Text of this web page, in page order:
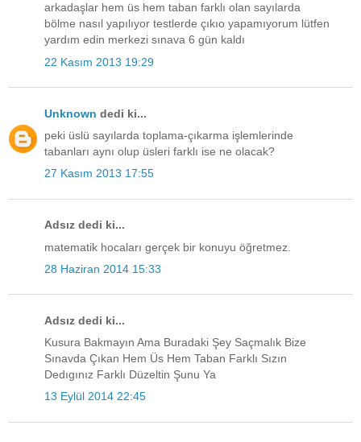
arkadaşlar hem üs hem taban farklı olan sayılarda
bölme nasıl yapılıyor testlerde çıkıo yapamıyorum lütfen
yardım edin merkezi sınava 6 gün kaldı
22 Kasım 2013 19:29
Unknown dedi ki...
peki üslü sayılarda toplama-çıkarma işlemlerinde
tabanları aynı olup üsleri farklı ise ne olacak?
27 Kasım 2013 17:55
Adsız dedi ki...
matematik hocaları gerçek bir konuyu öğretmez.
28 Haziran 2014 15:33
Adsız dedi ki...
Kusura Bakmayın Ama Buradaki Şey Saçmalık Bize
Sınavda Çıkan Hem Üs Hem Taban Farklı Sızın
Dedıgınız Farklı Düzeltin Şunu Ya
13 Eylül 2014 22:45